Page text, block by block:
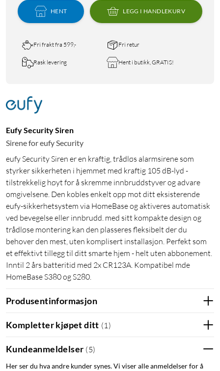
HENT LEGG I HANDLEKURV
Fri frakt fra 599,- Fri retur
Rask levering Hent i butikk, GRATIS!
Eufy Security Siren
Sirene for eufy Security
eufy Security Siren er en kraftig, trådløs alarmsirene som
styrker sikkerheten i hjemmet med kraftig 105 dB-lyd -
tilstrekkelig høyt for å skremme innbruddstyver og advare
omgivelsene. Den kobles enkelt opp mot ditt eksisterende
eufy-sikkerhetsystem via HomeBase og aktiveres automatisk
ved bevegelse eller innbrudd. med sitt kompakte design og
trådløse montering kan den plasseres fleksibelt der du
behover den mest, uten komplisert installasjon. Perfekt som
et effektivt tillegg til ditt smarte hjem - helt uten abbonement.
Inntil 2 års batteritid med 2x CR123A. Kompatibel mde
HomeBase S380 og S280.
Produsentinformasjon
Kompletter kjøpet ditt (1 )
Kundeanmeldelser (5)
Her ser du hva andre kunder synes. Vi viser alle anmeldelser for å